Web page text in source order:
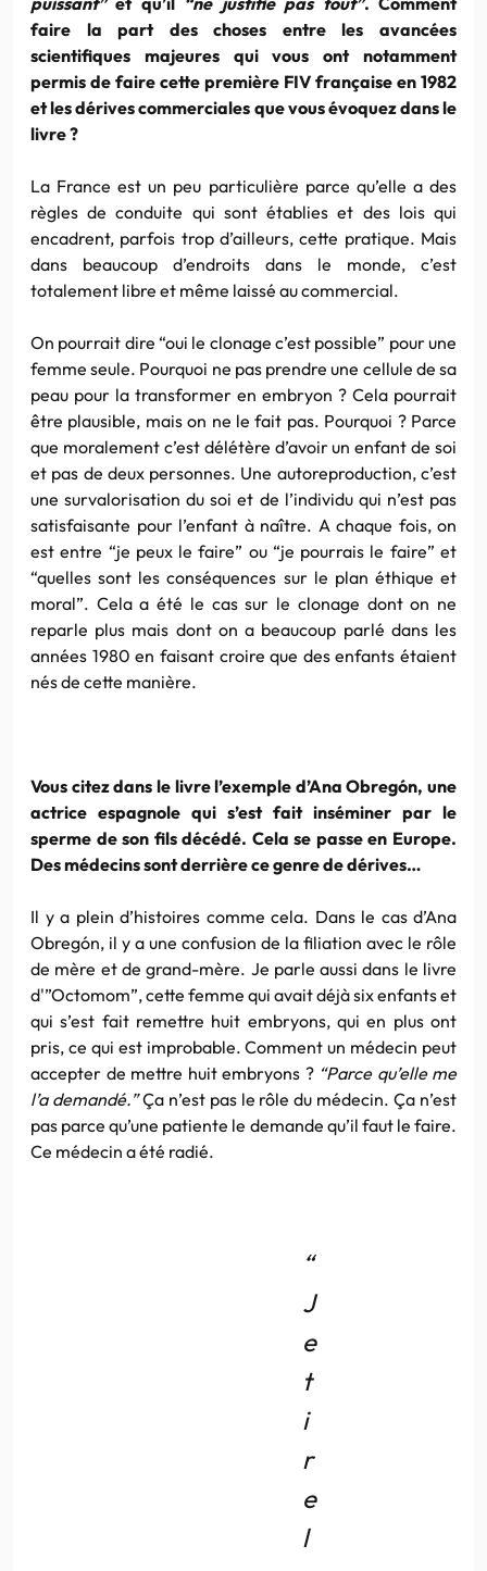
faire la part des choses entre les avancées
scientifiques majeures qui vous ont notamment
permis de faire cette première FIV française en 1982
et les dérives commerciales que vous évoquez dans le
livre ?
La France est un peu particulière parce qu’elle a des
règles de conduite qui sont établies et des lois qui
encadrent, parfois trop d’ailleurs, cette pratique. Mais
dans beaucoup d’endroits dans le monde, c’est
totalement libre et même laissé au commercial.
On pourrait dire “oui le clonage c’est possible” pour une
femme seule. Pourquoi ne pas prendre une cellule de sa
peau pour la transformer en embryon ? Cela pourrait
être plausible, mais on ne le fait pas. Pourquoi ? Parce
que moralement c’est délétère d’avoir un enfant de soi
et pas de deux personnes. Une autoreproduction, c’est
une survalorisation du soi et de l’individu qui n’est pas
satisfaisante pour l’enfant à naître. A chaque fois, on
est entre “je peux le faire” ou “je pourrais le faire” et
“quelles sont les conséquences sur le plan éthique et
moral”. Cela a été le cas sur le clonage dont on ne
reparle plus mais dont on a beaucoup parlé dans les
années 1980 en faisant croire que des enfants étaient
nés de cette manière.
Vous citez dans le livre l’exemple d’Ana Obregón, une
actrice espagnole qui s’est fait inséminer par le
sperme de son fils décédé. Cela se passe en Europe.
Des médecins sont derrière ce genre de dérives…
Il y a plein d’histoires comme cela. Dans le cas d’Ana
Obregón, il y a une confusion de la filiation avec le rôle
de mère et de grand-mère. Je parle aussi dans le livre
d'”Octomom”, cette femme qui avait déjà six enfants et
qui s’est fait remettre huit embryons, qui en plus ont
pris, ce qui est improbable. Comment un médecin peut
accepter de mettre huit embryons ? “Parce qu’elle me
l’a demandé.”Ça n’est pas le rôle du médecin. Ça n’est
pas parce qu’une patiente le demande qu’il faut le faire.
Ce médecin a été radié.
“
J
e
t
i
r
e
l